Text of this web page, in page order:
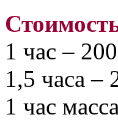
1 час –
1,5 часа –
1 час